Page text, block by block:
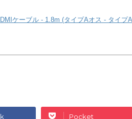
ケーブル - 1.8m (タイプAオス - タイプ
Pocket